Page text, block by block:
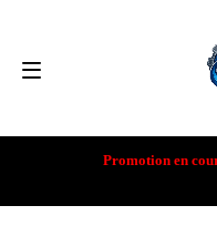
Promotion en